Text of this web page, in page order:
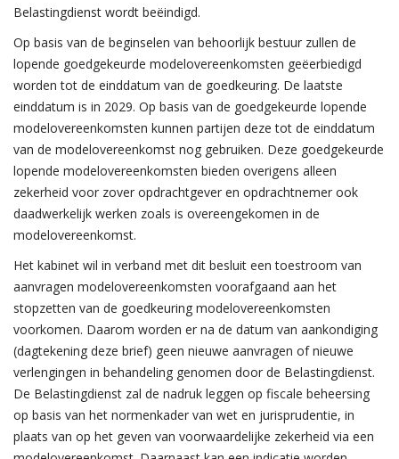
Belastingdienst wordt beëindigd.
Op basis van de beginselen van behoorlijk bestuur zullen de
lopende goedgekeurde modelovereenkomsten geëerbiedigd
worden tot de einddatum van de goedkeuring. De laatste
einddatum is in 2029. Op basis van de goedgekeurde lopende
modelovereenkomsten kunnen partijen deze tot de einddatum
van de modelovereenkomst nog gebruiken. Deze goedgekeurde
lopende modelovereenkomsten bieden overigens alleen
zekerheid voor zover opdrachtgever en opdrachtnemer ook
daadwerkelijk werken zoals is overeengekomen in de
modelovereenkomst.
Het kabinet wil in verband met dit besluit een toestroom van
aanvragen modelovereenkomsten voorafgaand aan het
stopzetten van de goedkeuring modelovereenkomsten
voorkomen. Daarom worden er na de datum van aankondiging
(dagtekening deze brief) geen nieuwe aanvragen of nieuwe
verlengingen in behandeling genomen door de Belastingdienst.
De Belastingdienst zal de nadruk leggen op fiscale beheersing
op basis van het normenkader van wet en jurisprudentie, in
plaats van op het geven van voorwaardelijke zekerheid via een